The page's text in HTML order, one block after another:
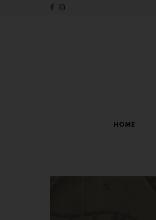
HOME